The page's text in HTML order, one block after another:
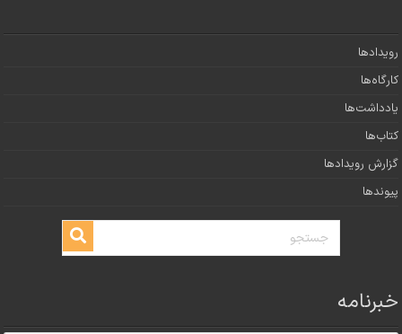
رویدادها
کارگاه‌ها
یادداشت‌ها
کتاب‌ها
گزارش رویدادها
پیوندها
خبرنامه